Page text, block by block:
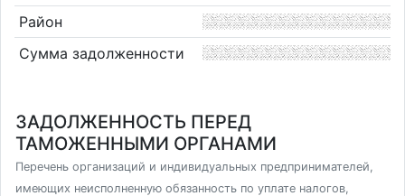
Район
Сумма задолженности
ЗАДОЛЖЕННОСТЬ ПЕРЕД
ТАМОЖЕННЫМИ ОРГАНАМИ
Перечень организаций и индивидуальных предпринимателей,
имеющих неисполненную обязанность по уплате налогов,